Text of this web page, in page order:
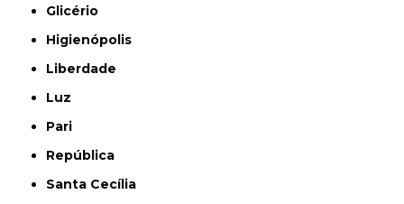
Glicério
Higienópolis
Liberdade
Luz
Pari
República
Santa Cecília